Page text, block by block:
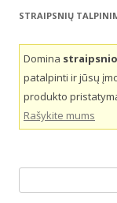
STRAIPSNIŲ
Domina
patalpinti ir jūsų
produkto
Rašykite mums